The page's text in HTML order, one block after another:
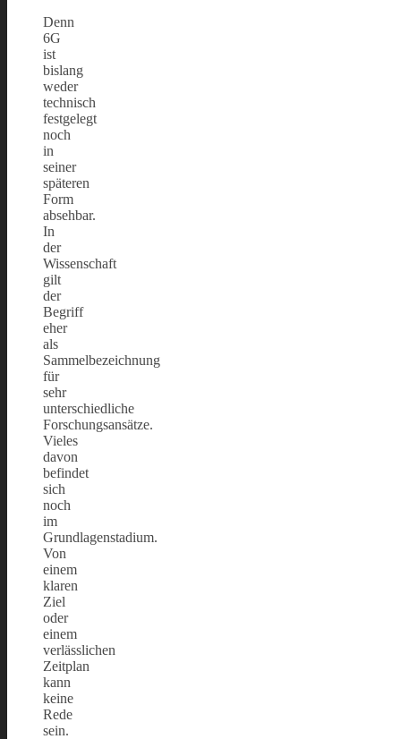
Denn
6G
ist
bislang
weder
technisch
festgelegt
noch
in
seiner
späteren
Form
absehbar.
In
der
Wissenschaft
gilt
der
Begriff
eher
als
Sammelbezeichnung
für
sehr
unterschiedliche
Forschungsansätze.
Vieles
davon
befindet
sich
noch
im
Grundlagenstadium.
Von
einem
klaren
Ziel
oder
einem
verlässlichen
Zeitplan
kann
keine
Rede
sein.